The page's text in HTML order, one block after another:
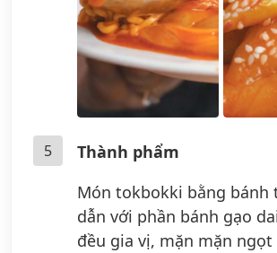
5
Thành phẩm
Món tokbokki bằng bánh
dẫn với phần bánh gạo
đều gia vị, mặn mặn